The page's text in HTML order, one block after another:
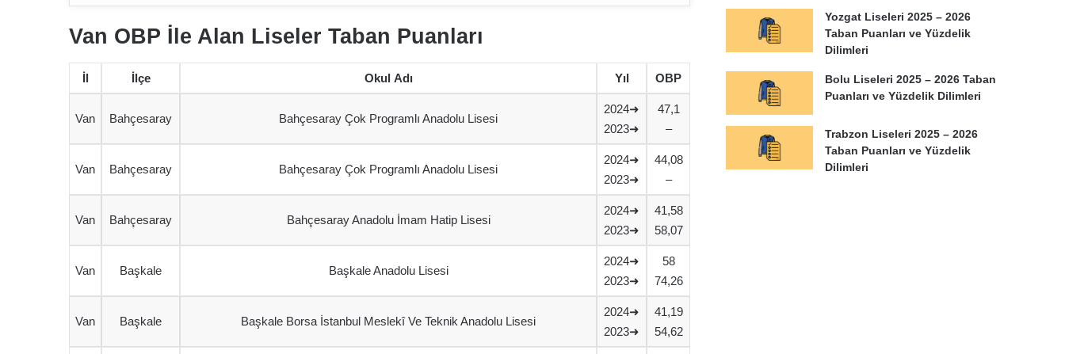
Van OBP İle Alan Liseler Taban Puanları
İl İlçe Okul Adı Yıl OBP
Van Bahçesaray Bahçesaray Çok Programlı Anadolu Lisesi
2024➜
2023➜
47,1
–
Van Bahçesaray Bahçesaray Çok Programlı Anadolu Lisesi
2024➜
2023➜
44,08
–
Van Bahçesaray Bahçesaray Anadolu İmam Hatip Lisesi
2024➜
2023➜
41,58
58,07
Van Başkale Başkale Anadolu Lisesi
2024➜
2023➜
58
74,26
Van Başkale Başkale Borsa İstanbul Meslekî Ve Teknik Anadolu Lisesi
2024➜
2023➜
41,19
54,62
Yozgat Liseleri 2025 – 2026
Taban Puanları ve Yüzdelik
Dilimleri
Bolu Liseleri 2025 – 2026 Taban
Puanları ve Yüzdelik Dilimleri
Trabzon Liseleri 2025 – 2026
Taban Puanları ve Yüzdelik
Dilimleri